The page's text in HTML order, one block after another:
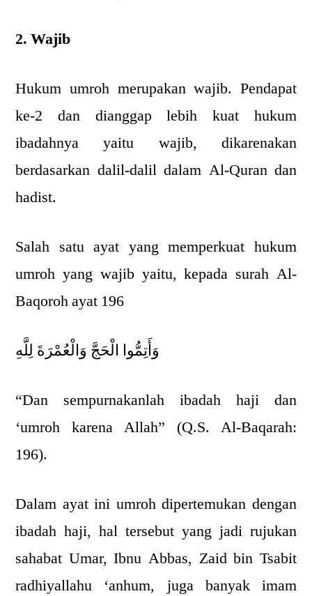
2. Wajib
Hukum umroh merupakan wajib. Pendapat
ke-2 dan dianggap lebih kuat hukum
ibadahnya yaitu wajib, dikarenakan
berdasarkan dalil-dalil dalam Al-Quran dan
hadist.
Salah satu ayat yang memperkuat hukum
umroh yang wajib yaitu, kepada surah Al-
Baqoroh ayat 196
وَأَتِمُّوا الْحَجَّ وَالْعُمْرَةَ لِلَّهِ
“Dan sempurnakanlah ibadah haji dan
‘umroh karena Allah” (Q.S. Al-Baqarah:
196).
Dalam ayat ini umroh dipertemukan dengan
ibadah haji, hal tersebut yang jadi rujukan
sahabat Umar, Ibnu Abbas, Zaid bin Tsabit
radhiyallahu ‘anhum, juga banyak imam